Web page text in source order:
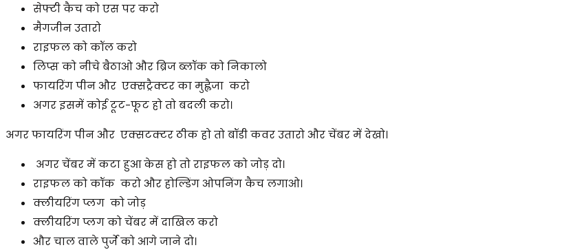
सेफ्टी कैच को एस पर करो
मैगजीन उतारो
राइफल को कॉल करो
लिप्स को नीचे बैठाओ और ब्रिज ब्लॉक को निकालो
फायरिंग पीन और एक्सट्रैक्टर का मुह्लैजा करो
अगर इसमें कोई टूट-फूट हो तो बदली करो।
अगर फायरिंग पीन और एक्सटक्टर ठीक हो तो बॉडी कवर उतारो और चेंबर में देखो।
अगर चेंबर में कटा हुआ केस हो तो राइफल को जोड़ दो।
राइफल को कॉक करो और होल्डिंग ओपनिंग कैच लगाओ।
क्लीयरिंग प्लग को जोड़
क्लीयरिंग प्लग को चेंबर में दाखिल करो
और चाल वाले पुर्जे को आगे जाने दो।